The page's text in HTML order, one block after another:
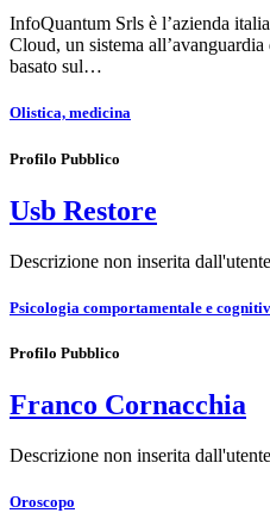
InfoQuantum Srls è l’azienda
Cloud, un sistema
basato sul…
Olistica, medicina
Profilo Pubblico
Usb Restore
Descrizione non inserita
Psicologia comportamentale e
Profilo Pubblico
Franco Cornacchia
Descrizione non inserita
Oroscopo